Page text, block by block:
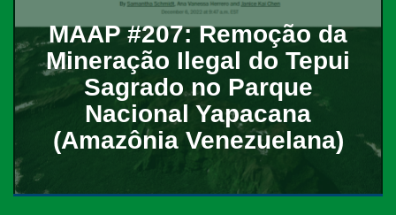
MAAP #207: Remoção da
Mineração Ilegal do Tepui
Sagrado no Parque
Nacional Yapacana
(Amazônia Venezuelana)